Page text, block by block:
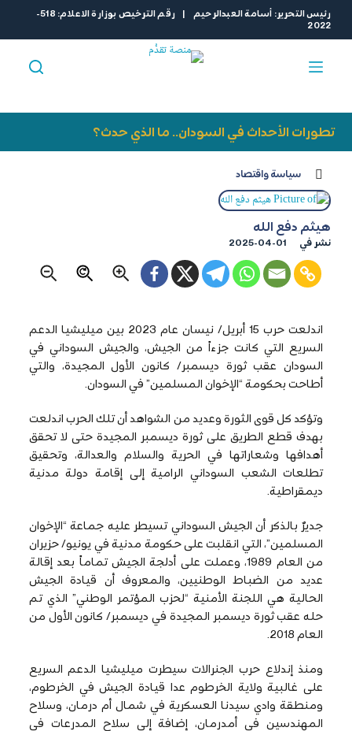
ل
رئيس التحرير: أسامة العبدالرحيم | رقم الترخيص بوزارة الاعلام: 518-
2022
تطورات الأحداث في السودان.. ما الذي حدث؟
سياسة واقتصاد
هيثم دفع الله
نشر في 2025-04-01
اندلعت حرب 15 أبريل/ نيسان عام 2023 بين ميليشيا الدعم
السريع التي كانت جزءاً من الجيش، والجيش السوداني في
السودان عقب ثورة ديسمبر/ كانون الأول المجيدة، والتي
أطاحت بحكومة “الإخوان المسلمين” في السودان.
وتؤكد كل قوى الثورة وعديد من الشواهد أن تلك الحرب اندلعت
بهدف قطع الطريق على ثورة ديسمبر المجيدة حتى لا تحقق
أهدافها وشعاراتها في الحرية والسلام والعدالة، وتحقيق
تطلعات الشعب السوداني الرامية إلى إقامة دولة مدنية
ديمقراطية.
جديرٌ بالذكر أن الجيش السوداني تسيطر عليه جماعة “الإخوان
المسلمين”، التي انقلبت على حكومة مدنية في يونيو/ حزيران
من العام 1989، وعملت على أدلجة الجيش تماماً بعد إقالة
عديد من الضباط الوطنيين، والمعروف أن قيادة الجيش
الحالية هي اللجنة الأمنية “لحزب المؤتمر الوطني” الذي تم
حله عقب ثورة ديسمبر المجيدة في ديسمبر/ كانون الأول من
العام 2018.
ومنذ إندلاع حرب الجنرالات سيطرت ميليشيا الدعم السريع
على غالبية ولاية الخرطوم عدا قيادة الجيش في الخرطوم،
ومنطقة وادي سيدنا العسكرية في شمال أم درمان، وسلاح
المهندسين في أمدرمان، إضافة إلى سلاح المدرعات في